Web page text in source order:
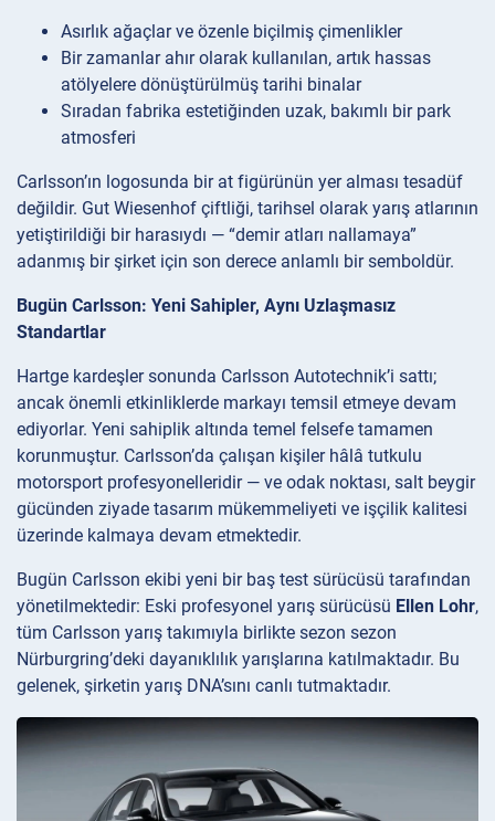
Asırlık ağaçlar ve özenle biçilmiş çimenlikler
Bir zamanlar ahır olarak kullanılan, artık hassas
atölyelere dönüştürülmüş tarihi binalar
Sıradan fabrika estetiğinden uzak, bakımlı bir park
atmosferi
Carlsson’ın logosunda bir at figürünün yer alması tesadüf
değildir. Gut Wiesenhof çiftliği, tarihsel olarak yarış atlarının
yetiştirildiği bir harasıydı — “demir atları nallamaya”
adanmış bir şirket için son derece anlamlı bir semboldür.
Bugün Carlsson: Yeni Sahipler, Aynı Uzlaşmasız
Standartlar
Hartge kardeşler sonunda Carlsson Autotechnik’i sattı;
ancak önemli etkinliklerde markayı temsil etmeye devam
ediyorlar. Yeni sahiplik altında temel felsefe tamamen
korunmuştur. Carlsson’da çalışan kişiler hâlâ tutkulu
motorsport profesyonelleridir — ve odak noktası, salt beygir
gücünden ziyade tasarım mükemmeliyeti ve işçilik kalitesi
üzerinde kalmaya devam etmektedir.
Bugün Carlsson ekibi yeni bir baş test sürücüsü tarafından
yönetilmektedir: Eski profesyonel yarış sürücüsü Ellen Lohr,
tüm Carlsson yarış takımıyla birlikte sezon sezon
Nürburgring’deki dayanıklılık yarışlarına katılmaktadır. Bu
gelenek, şirketin yarış DNA’sını canlı tutmaktadır.